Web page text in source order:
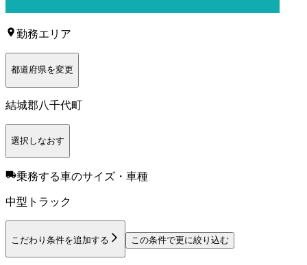
勤務エリア
都道府県を変更
結城郡八千代町
選択しなおす
乗務する車のサイズ・車種
中型トラック
こだわり条件を追加する この条件で更に絞り込む